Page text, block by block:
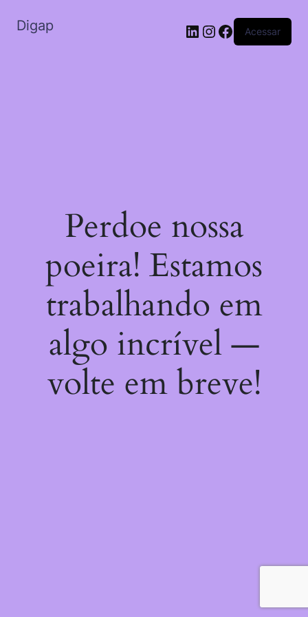
Digap Acessar
Perdoe nossa
poeira! Estamos
trabalhando em
algo incrível —
volte em breve!